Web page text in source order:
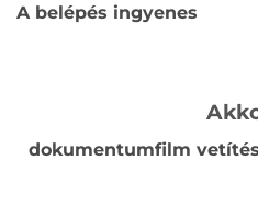
A belépés ingyenes
dokumentumfilm